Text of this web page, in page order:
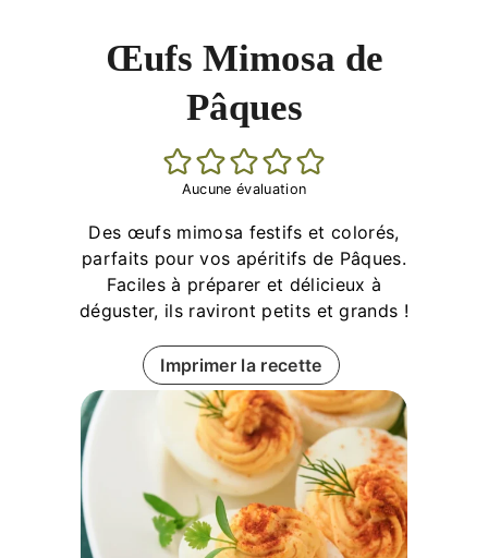
Œufs Mimosa de
Pâques
Aucune évaluation
Des œufs mimosa festifs et colorés,
parfaits pour vos apéritifs de Pâques.
Faciles à préparer et délicieux à
déguster, ils raviront petits et grands !
Imprimer la recette